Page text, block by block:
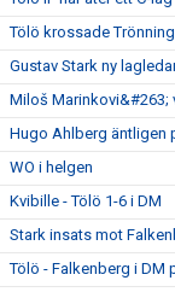
Tölö krossade
Gustav Stark ny
Miloš Marinkovi&#263;
Hugo Ahlberg äntligen
WO i helgen
Kvibille - Tölö 1-6 i DM
Stark insats mot
Tölö - Falkenberg i DM